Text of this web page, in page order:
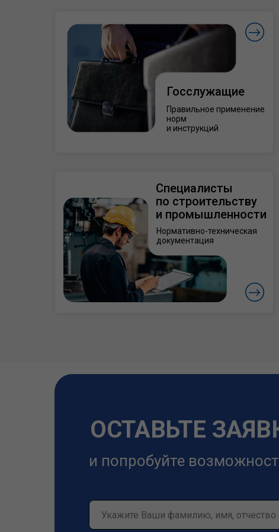
Госслужащие
Правильное применение
норм
и инструкций
Специалисты
по строительству
и промышленности
Нормативно-техническая
документация
и попробуйте
ОСТАВЬТЕ